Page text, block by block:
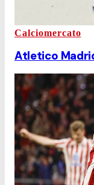
Calciomercato
Atletico